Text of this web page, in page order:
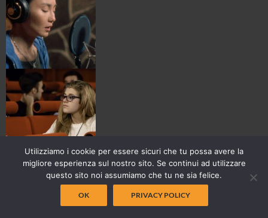
Utilizziamo i cookie per essere sicuri che tu possa avere la
migliore esperienza sul nostro sito. Se continui ad utilizzare
questo sito noi assumiamo che tu ne sia felice.
OK PRIVACY POLICY